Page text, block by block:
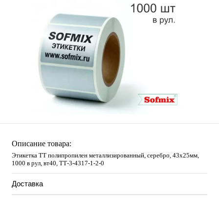
Описание товара:
Этикетка ТТ полипропилен металлизированный, серебро, 43х25мм,
1000 в рул, вт40, TТ-3-4317-1-2-0
Доставка